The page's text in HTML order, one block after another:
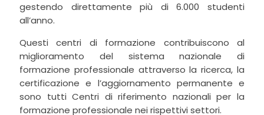
gestendo direttamente più di 6.000 studenti
all’anno.
Questi centri di formazione contribuiscono al
miglioramento del sistema nazionale di
formazione professionale attraverso la ricerca, la
certificazione e l’aggiornamento permanente e
sono tutti Centri di riferimento nazionali per la
formazione professionale nei rispettivi settori.